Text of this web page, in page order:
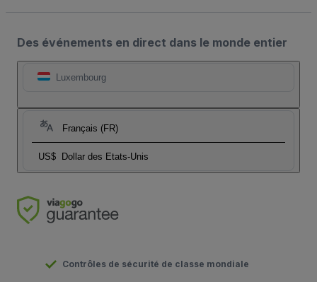
Des événements en direct dans le monde entier
Luxembourg
Français (FR)
US$ Dollar des Etats-Unis
Contrôles de sécurité de classe mondiale